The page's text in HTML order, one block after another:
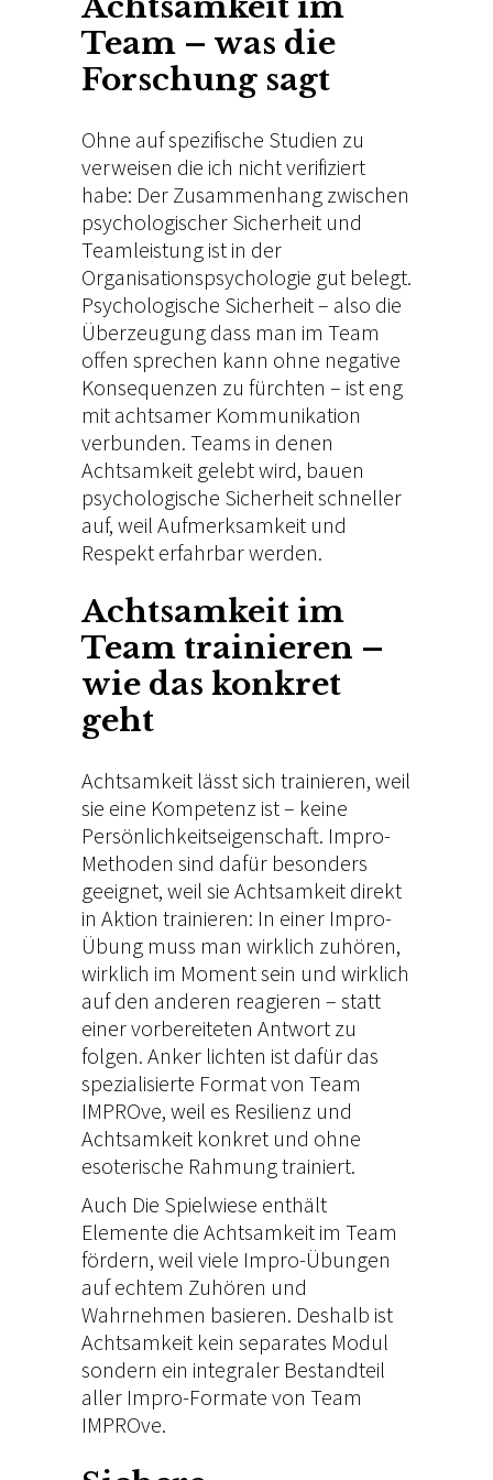
Team – was die
Forschung sagt
Ohne auf spezifische Studien zu
verweisen die ich nicht verifiziert
habe: Der Zusammenhang zwischen
psychologischer Sicherheit und
Teamleistung ist in der
Organisationspsychologie gut belegt.
Psychologische Sicherheit – also die
Überzeugung dass man im Team
offen sprechen kann ohne negative
Konsequenzen zu fürchten – ist eng
mit achtsamer Kommunikation
verbunden. Teams in denen
Achtsamkeit gelebt wird, bauen
psychologische Sicherheit schneller
auf, weil Aufmerksamkeit und
Respekt erfahrbar werden.
Achtsamkeit im
Team trainieren –
wie das konkret
geht
Achtsamkeit lässt sich trainieren, weil
sie eine Kompetenz ist – keine
Persönlichkeitseigenschaft. Impro-
Methoden sind dafür besonders
geeignet, weil sie Achtsamkeit direkt
in Aktion trainieren: In einer Impro-
Übung muss man wirklich zuhören,
wirklich im Moment sein und wirklich
auf den anderen reagieren – statt
einer vorbereiteten Antwort zu
folgen. Anker lichten ist dafür das
spezialisierte Format von Team
IMPROve, weil es Resilienz und
Achtsamkeit konkret und ohne
esoterische Rahmung trainiert.
Auch Die Spielwiese enthält
Elemente die Achtsamkeit im Team
fördern, weil viele Impro-Übungen
auf echtem Zuhören und
Wahrnehmen basieren. Deshalb ist
Achtsamkeit kein separates Modul
sondern ein integraler Bestandteil
aller Impro-Formate von Team
IMPROve.